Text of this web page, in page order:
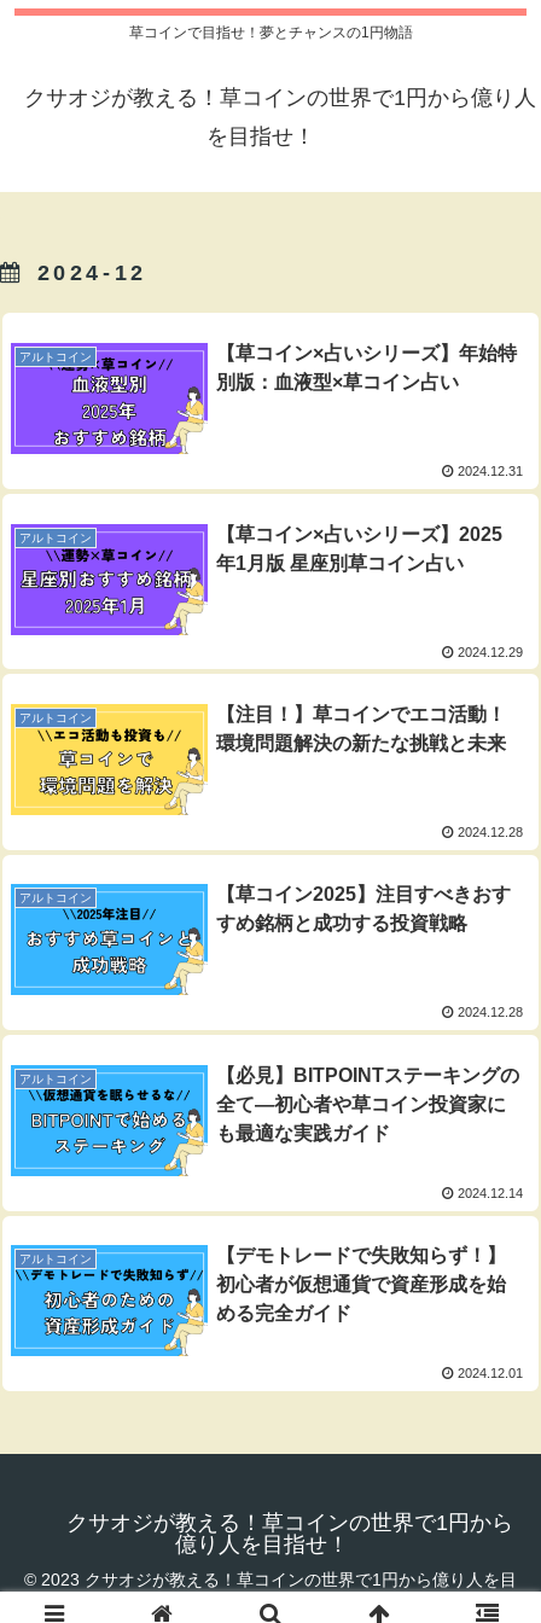
草コインで目指せ！夢とチャンスの1円物語
クサオジが教える！草コインの世界で1円から億り人
を目指せ！
2024-12
アルトコイン
【草コイン×占いシリーズ】年始特
別版：血液型×草コイン占い
2024.12.31
アルトコイン
【草コイン×占いシリーズ】2025
年1月版 星座別草コイン占い
2024.12.29
アルトコイン
【注目！】草コインでエコ活動！
環境問題解決の新たな挑戦と未来
2024.12.28
アルトコイン
【草コイン2025】注目すべきおす
すめ銘柄と成功する投資戦略
2024.12.28
アルトコイン
【必見】BITPOINTステーキングの
全て―初心者や草コイン投資家に
も最適な実践ガイド
2024.12.14
アルトコイン
【デモトレードで失敗知らず！】
初心者が仮想通貨で資産形成を始
める完全ガイド
2024.12.01
クサオジが教える！草コインの世界で1円から
億り人を目指せ！
© 2023 クサオジが教える！草コインの世界で1円から億り人を目
指せ！.